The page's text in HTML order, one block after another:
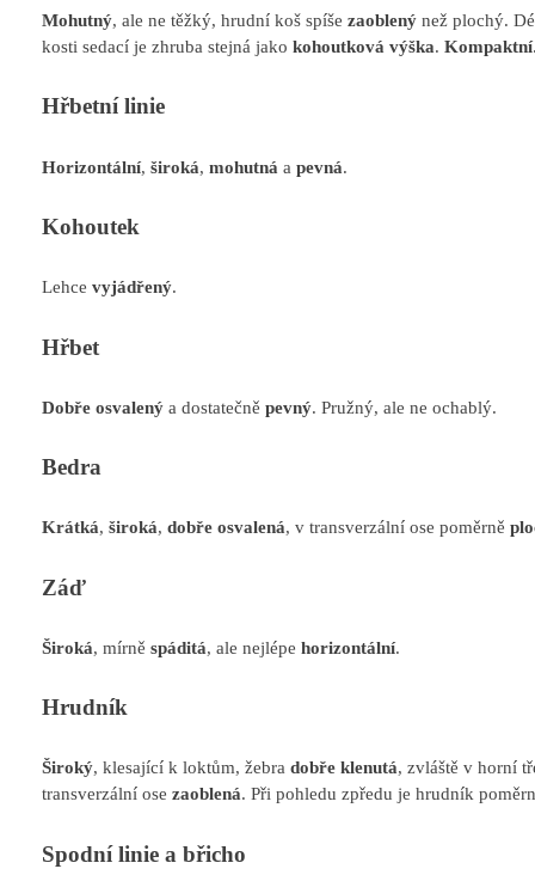
Mohutný, ale ne těžký, hrudní koš spíše zaoblený než plochý.
kosti sedací je zhruba stejná jako kohoutková výška. Kompaktní
Hřbetní linie
Horizontální, široká, mohutná a pevná.
Kohoutek
Lehce vyjádřený.
Hřbet
Dobře osvalený a dostatečně pevný. Pružný, ale ne ochablý.
Bedra
Krátká, široká, dobře osvalená, v transverzální ose poměrně
Záď
Široká, mírně spáditá, ale nejlépe horizontální.
Hrudník
Široký, klesající k loktům, žebra dobře klenutá, zvláště v horní
transverzální ose zaoblená. Při pohledu zpředu je hrudník
Spodní linie a břicho